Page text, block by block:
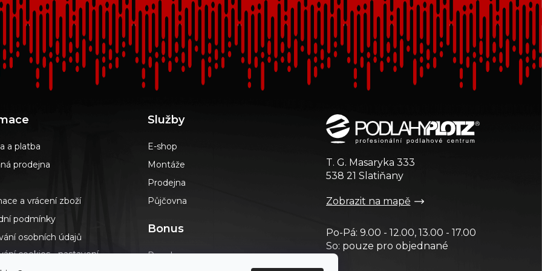
a platba
prodejna
a vrácení zboží
podmínky
osobních údajů
cookies - nastavení
Služby
E-shop
Montáže
Prodejna
Půjčovna
Bonus
Poradna
T. G. Masaryka 333
538 21 Slatiňany
Zobrazit na mapě
Po-Pá: 9.00 - 12.00, 13.00 - 17.00
So: pouze pro objednané